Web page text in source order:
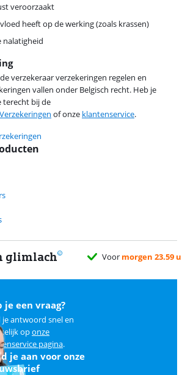
veroorzaakt
heeft op de werking (zoals krassen)
nalatigheid
verzekeraar verzekeringen regelen en
vallen onder Belgisch recht. Heb je
terecht bij de
of onze klantenservice.
glimlach
je een vraag?
je antwoord snel en
oponze
pagina.
je aan voor onze